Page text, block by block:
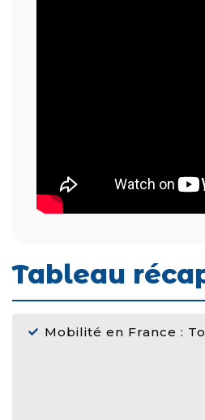
Tableau
Mobilité en France :